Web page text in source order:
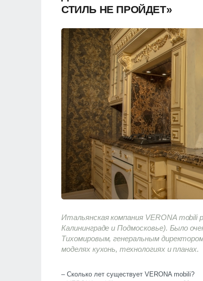
СТИЛЬ НЕ ПРОЙДЕТ»
Итальянская компания VERONA mobili
Калининграде и Подмосковье). Было
Тихомировым, генеральным
моделях кухонь, технологиях и планах.
– Сколько лет существует VERONA mobili?